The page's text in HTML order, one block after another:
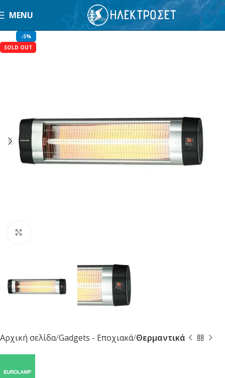
MENU
-5%
SOLD OUT
Αρχική σελίδα Gadgets - Εποχιακά Θερμαντικά